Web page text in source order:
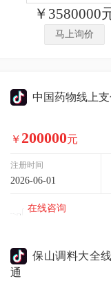
￥3580000
马上询价
广西美容养生全
台，125万诚意出让，
稳营项目
中国药物线上
￥ 200000元
注册时间
2026-06-01
在线咨询
保山调料大全
通